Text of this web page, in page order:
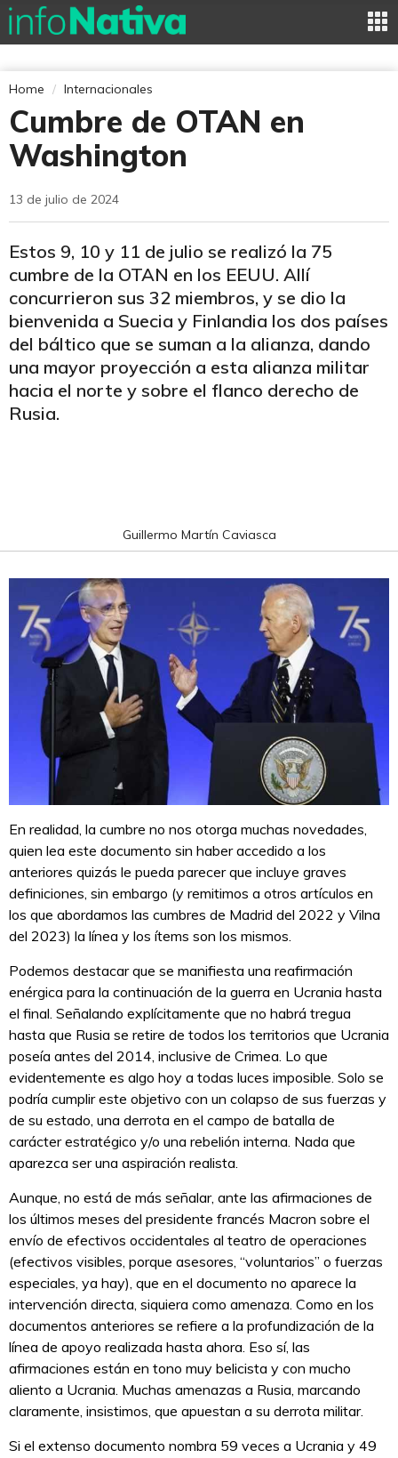
Home Internacionales
Cumbre de OTAN en
Washington
13 de julio de 2024
Estos 9, 10 y 11 de julio se realizó la 75
cumbre de la OTAN en los EEUU. Allí
concurrieron sus 32 miembros, y se dio la
bienvenida a Suecia y Finlandia los dos países
del báltico que se suman a la alianza, dando
una mayor proyección a esta alianza militar
hacia el norte y sobre el flanco derecho de
Rusia.
Guillermo Martín Caviasca
En realidad, la cumbre no nos otorga muchas novedades,
quien lea este documento sin haber accedido a los
anteriores quizás le pueda parecer que incluye graves
definiciones, sin embargo (y remitimos a otros artículos en
los que abordamos las cumbres de Madrid del 2022 y Vilna
del 2023) la línea y los ítems son los mismos.
Podemos destacar que se manifiesta una reafirmación
enérgica para la continuación de la guerra en Ucrania hasta
el final. Señalando explícitamente que no habrá tregua
hasta que Rusia se retire de todos los territorios que Ucrania
poseía antes del 2014, inclusive de Crimea. Lo que
evidentemente es algo hoy a todas luces imposible. Solo se
podría cumplir este objetivo con un colapso de sus fuerzas y
de su estado, una derrota en el campo de batalla de
carácter estratégico y/o una rebelión interna. Nada que
aparezca ser una aspiración realista.
Aunque, no está de más señalar, ante las afirmaciones de
los últimos meses del presidente francés Macron sobre el
envío de efectivos occidentales al teatro de operaciones
(efectivos visibles, porque asesores, “voluntarios” o fuerzas
especiales, ya hay), que en el documento no aparece la
intervención directa, siquiera como amenaza. Como en los
documentos anteriores se refiere a la profundización de la
línea de apoyo realizada hasta ahora. Eso sí, las
afirmaciones están en tono muy belicista y con mucho
aliento a Ucrania. Muchas amenazas a Rusia, marcando
claramente, insistimos, que apuestan a su derrota militar.
Si el extenso documento nombra 59 veces a Ucrania y 49